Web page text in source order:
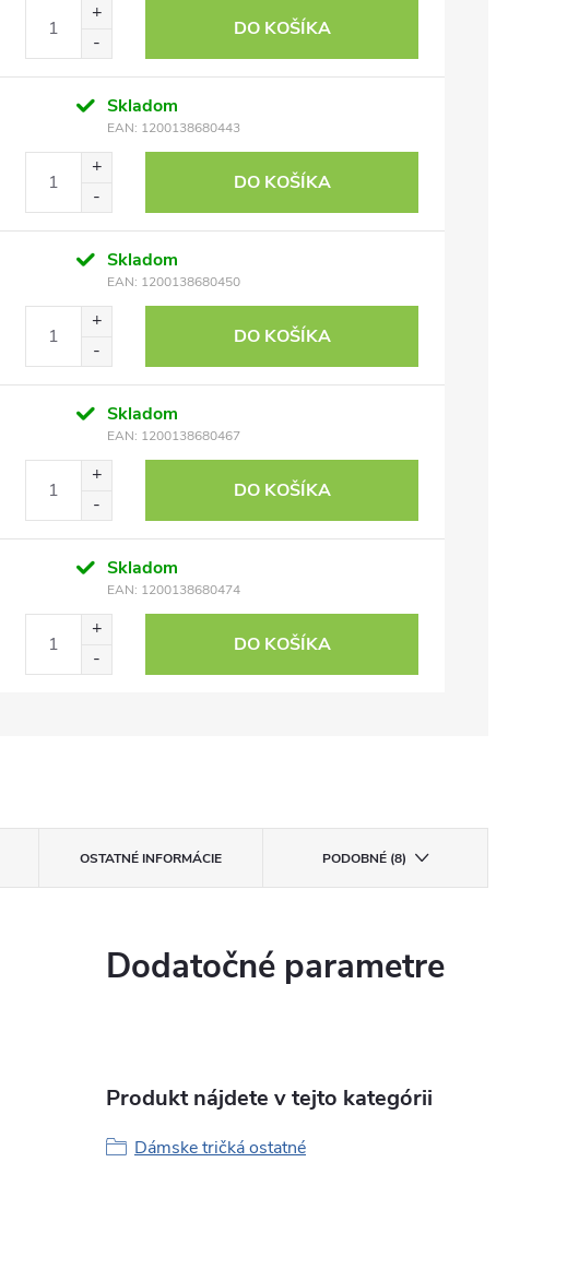
DO KOŠÍKA
Skladom
EAN: 1200138680443
DO KOŠÍKA
Skladom
EAN: 1200138680450
DO KOŠÍKA
Skladom
EAN: 1200138680467
DO KOŠÍKA
Skladom
EAN: 1200138680474
DO KOŠÍKA
OSTATNÉ INFORMÁCIE PODOBNÉ (8)
Dodatočné parametre
Produkt nájdete v tejto kategórii
Dámske tričká ostatné